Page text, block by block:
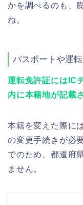
かを調べるのも、
ね。
パスポートや運
運転免許証にはIC
内に本籍地が記載
本籍を変えた際に
の変更手続きが必
でのため、都道府
ません。